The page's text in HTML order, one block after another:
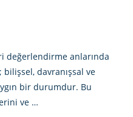
değerlendirme anlarında
davranışsal ve
bir durumdur. Bu
ve …